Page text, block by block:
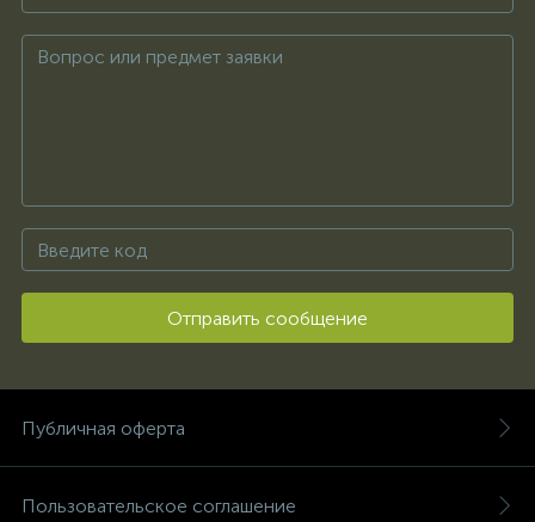
Отправить сообщение
Публичная оферта
Пользовательское соглашение